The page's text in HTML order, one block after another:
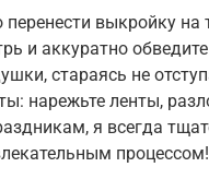
выкройку на
и аккуратно
стараясь не
нарежьте ленты,
я всегда
процессом!